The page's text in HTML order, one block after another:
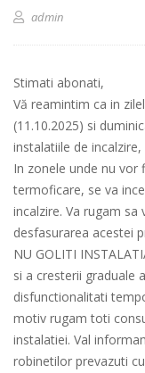
admin
Stimati abonati,
Vă reamintim ca in
(11.10.2025) si
instalatiile de
In zonele unde nu vor
termoficare, se va
incalzire. Va rugam
desfasurarea acestei
NU GOLITI
si a cresterii graduale
disfunctionalitati
motiv rugam toti
instalatiei. Val
robinetilor prevazuti